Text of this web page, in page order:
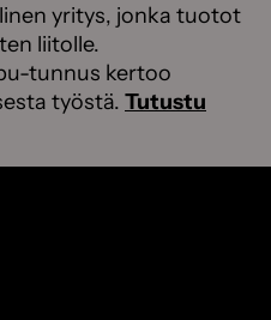
yritys, jonka tuotot
liitolle.
tunnus kertoo
työstä. Tutustu